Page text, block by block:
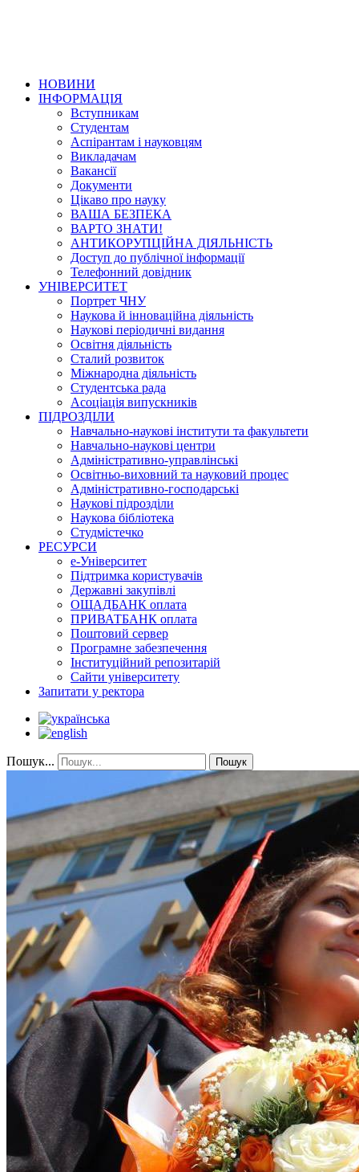
НОВИНИ
ІНФОРМАЦІЯ
Вступникам
Студентам
Аспірантам і науковцям
Викладачам
Вакансії
Документи
Цікаво про науку
ВАША БЕЗПЕКА
ВАРТО ЗНАТИ!
АНТИКОРУПЦІЙНА ДІЯЛЬНІСТЬ
Доступ до публічної інформації
Телефонний довідник
УНІВЕРСИТЕТ
Портрет ЧНУ
Наукова й інноваційна діяльність
Наукові періодичні видання
Освітня діяльність
Сталий розвиток
Міжнародна діяльність
Студентська рада
Асоціація випускників
ПІДРОЗДІЛИ
Навчально-наукові інститути та факультети
Навчально-наукові центри
Адміністративно-управлінські
Освітньо-виховний та науковий процес
Адміністративно-господарські
Наукові підрозділи
Наукова бібліотека
Студмістечко
РЕСУРСИ
е-Університет
Підтримка користувачів
Державні закупівлі
ОЩАДБАНК оплата
ПРИВАТБАНК оплата
Поштовий сервер
Програмне забезпечення
Інституційний репозитарій
Сайти університету
Запитати у ректора
Пошук... Пошук